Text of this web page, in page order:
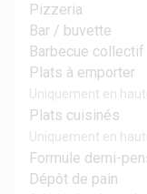
Pizzeria
Bar / buvette
Barbecue collectif
Plats à emporter
Uniquement en
Plats cuisinés
Uniquement en
Formule demi-
Dépôt de pain